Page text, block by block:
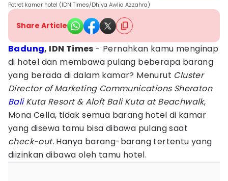
Potret kamar hotel (IDN Times/Dhiya Awlia Azzahra)
Share Article
Badung, IDN Times - Pernahkan kamu menginap
di hotel dan membawa pulang beberapa barang
yang berada di dalam kamar? Menurut Cluster
Director of Marketing Communications Sheraton
BaliKuta Resort & Aloft Bali Kuta at Beachwalk,
Mona Cella, tidak semua barang hotel di kamar
yang disewa tamu bisa dibawa pulang saat
check-out. Hanya barang-barang tertentu yang
diizinkan dibawa oleh tamu hotel.